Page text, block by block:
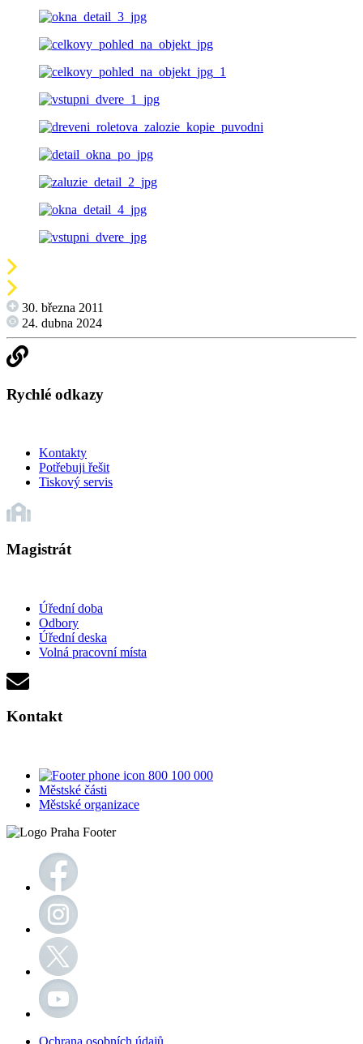
30. března 2011
24. dubna 2024
Rychlé odkazy
Kontakty
Potřebuji řešit
Tiskový servis
Magistrát
Úřední doba
Odbory
Úřední deska
Volná pracovní místa
Kontakt
800 100 000
Městské části
Městské organizace
Ochrana osobních údajů